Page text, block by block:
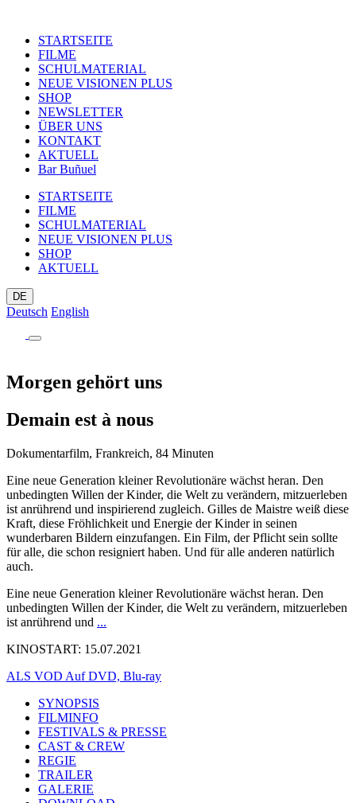
STARTSEITE
FILME
SCHULMATERIAL
NEUE VISIONEN PLUS
SHOP
NEWSLETTER
ÜBER UNS
KONTAKT
AKTUELL
Bar Buñuel
STARTSEITE
FILME
SCHULMATERIAL
NEUE VISIONEN PLUS
SHOP
AKTUELL
DE
Deutsch English
Morgen gehört uns
Demain est à nous
Dokumentarfilm, Frankreich, 84 Minuten
Eine neue Generation kleiner Revolutionäre wächst heran. Den
unbedingten Willen der Kinder, die Welt zu verändern, mitzuerleben
ist anrührend und inspirierend zugleich. Gilles de Maistre weiß diese
Kraft, diese Fröhlichkeit und Energie der Kinder in seinen
wunderbaren Bildern einzufangen. Ein Film, der Pflicht sein sollte
für alle, die schon resigniert haben. Und für alle anderen natürlich
auch.
Eine neue Generation kleiner Revolutionäre wächst heran. Den
unbedingten Willen der Kinder, die Welt zu verändern, mitzuerleben
ist anrührend und ...
KINOSTART: 15.07.2021
ALS VOD Auf DVD, Blu-ray
SYNOPSIS
FILMINFO
FESTIVALS & PRESSE
CAST & CREW
REGIE
TRAILER
GALERIE